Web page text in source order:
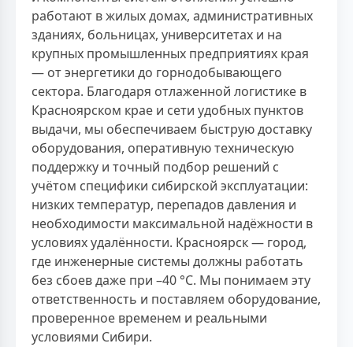
работают в жилых домах, административных
зданиях, больницах, университетах и на
крупных промышленных предприятиях края
— от энергетики до горнодобывающего
сектора. Благодаря отлаженной логистике в
Красноярском крае и сети удобных пунктов
выдачи, мы обеспечиваем быструю доставку
оборудования, оперативную техническую
поддержку и точный подбор решений с
учётом специфики сибирской эксплуатации:
низких температур, перепадов давления и
необходимости максимальной надёжности в
условиях удалённости. Красноярск — город,
где инженерные системы должны работать
без сбоев даже при –40 °C. Мы понимаем эту
ответственность и поставляем оборудование,
проверенное временем и реальными
условиями Сибири.